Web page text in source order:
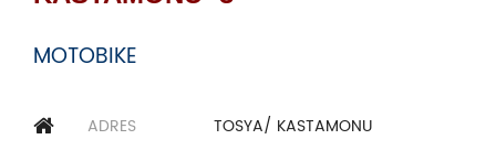
MOTOBIKE
ADRES TOSYA/ KASTAMONU